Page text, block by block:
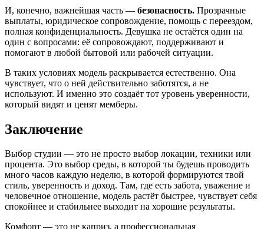
И, конечно, важнейшая часть — безопасность. Прозрачные
выплаты, юридическое сопровождение, помощь с переездом,
полная конфиденциальность. Девушка не остаётся один на
один с вопросами: её сопровождают, поддерживают и
помогают в любой бытовой или рабочей ситуации.
В таких условиях модель раскрывается естественно. Она
чувствует, что о ней действительно заботятся, а не
используют. И именно это создаёт тот уровень уверенности,
который видят и ценят мемберы.
Заключение
Выбор студии — это не просто выбор локации, техники или
процента. Это выбор среды, в которой ты будешь проводить
много часов каждую неделю, в которой формируются твой
стиль, уверенность и доход. Там, где есть забота, уважение и
человечное отношение, модель растёт быстрее, чувствует себя
спокойнее и стабильнее выходит на хорошие результаты.
Комфорт — это не каприз, а профессиональная